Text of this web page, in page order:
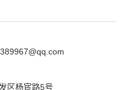
区杨宦路5号